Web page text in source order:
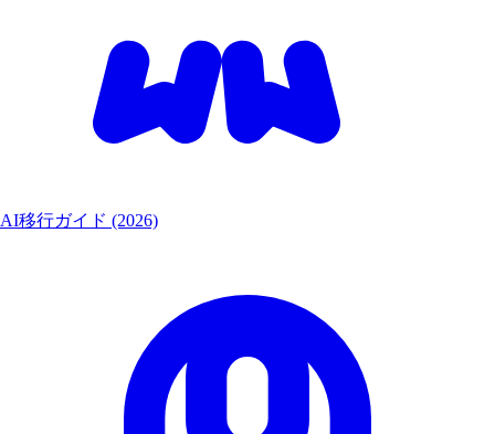
AI移行ガイド (2026)